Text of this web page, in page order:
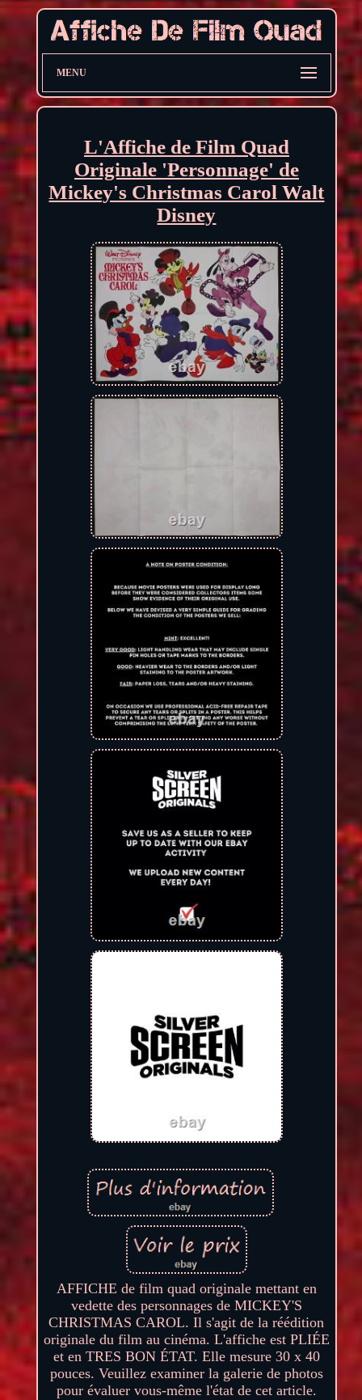
MENU
L'Affiche de Film Quad
Originale 'Personnage' de
Mickey's Christmas Carol Walt
Disney
AFFICHE de film quad originale mettant en
vedette des personnages de MICKEY'S
CHRISTMAS CAROL. Il s'agit de la réédition
originale du film au cinéma. L'affiche est PLIÉE
et en TRES BON ÉTAT. Elle mesure 30 x 40
pouces. Veuillez examiner la galerie de photos
pour évaluer vous-même l'état de cet article.